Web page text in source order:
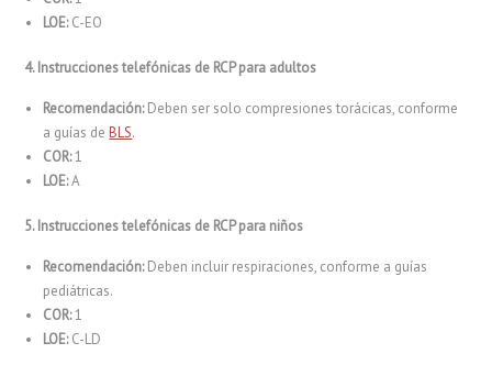
LOE:C-EO
4. Instrucciones telefónicas de RCP para adultos
Recomendación:Deben ser solo compresiones torácicas, conforme
a guías deBLS.
COR:1
LOE:A
5. Instrucciones telefónicas de RCP para niños
Recomendación:Deben incluir respiraciones, conforme a guías
pediátricas.
COR:1
LOE:C-LD